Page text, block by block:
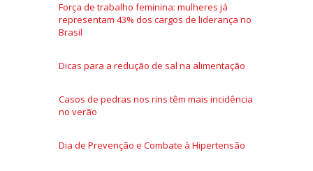
Força de trabalho feminina: mulheres já
representam 43% dos cargos de liderança no
Brasil
Dicas para a redução de sal na alimentação
Casos de pedras nos rins têm mais incidência
no verão
Dia de Prevenção e Combate à Hipertensão